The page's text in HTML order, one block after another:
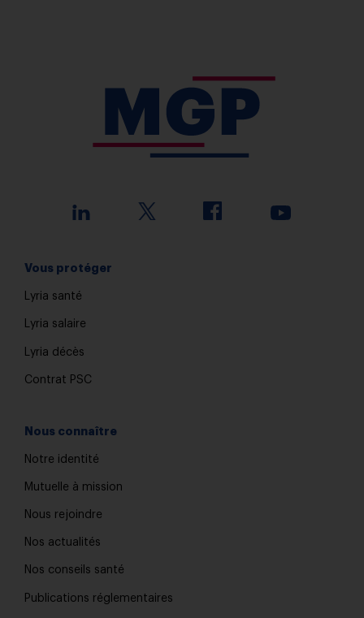
Vous protéger
Lyria santé
Lyria salaire
Lyria décès
Contrat PSC
Nous connaître
Notre identité
Mutuelle à mission
Nous rejoindre
Nos actualités
Nos conseils santé
Publications réglementaires